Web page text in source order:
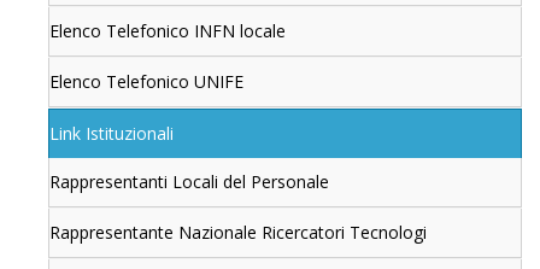
Elenco Telefonico INFN locale
Elenco Telefonico UNIFE
Link Istituzionali
Rappresentanti Locali del Personale
Rappresentante Nazionale Ricercatori Tecnologi